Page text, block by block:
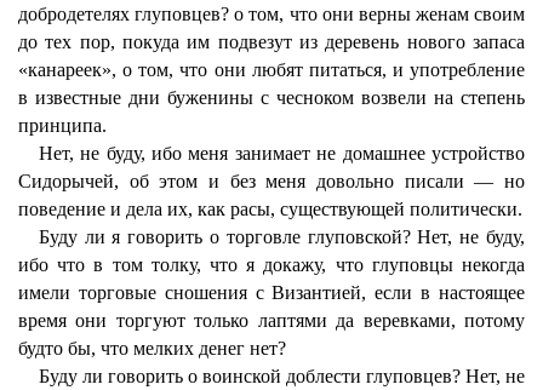
добродетелях глуповцев? о том, что они верны женам своим
до тех пор, покуда им подвезут из деревень нового запаса
«канареек», о том, что они любят питаться, и употребление
в известные дни буженины с чесноком возвели на степень
принципа.
Нет, не буду, ибо меня занимает не домашнее устройство
Сидорычей, об этом и без меня довольно писали — но
поведение и дела их, как расы, существующей политически.
Буду ли я говорить о торговле глуповской? Нет, не буду,
ибо что в том толку, что я докажу, что глуповцы некогда
имели торговые сношения с Византией, если в настоящее
время они торгуют только лаптями да веревками, потому
будто бы, что мелких денег нет?
Буду ли говорить о воинской доблести глуповцев? Нет, не